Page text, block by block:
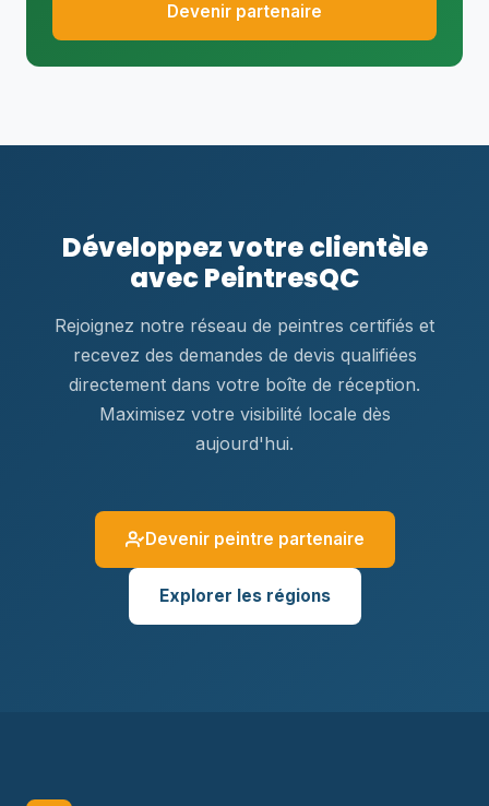
Devenir partenaire
Développez votre clientèle
avec PeintresQC
Rejoignez notre réseau de peintres certifiés et
recevez des demandes de devis qualifiées
directement dans votre boîte de réception.
Maximisez votre visibilité locale dès
aujourd'hui.
Devenir peintre partenaire
Explorer les régions